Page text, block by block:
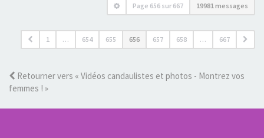
Page 656 sur 667 19981 messages
1 … 654 655 656 657 658 … 667
Retourner vers « Vidéos candaulistes et photos - Montrez vos
femmes ! »